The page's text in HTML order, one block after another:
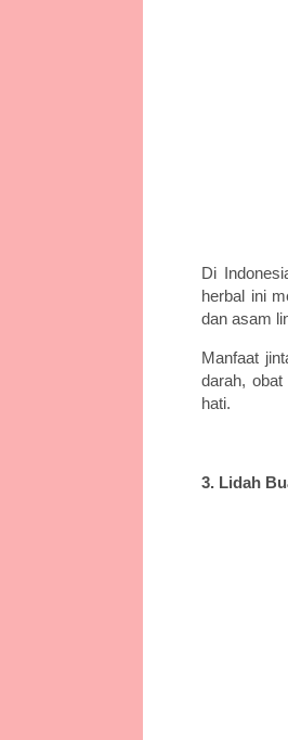
Di
herbal ini
dan asam
Manfaat
darah,
hati.
3. Lidah